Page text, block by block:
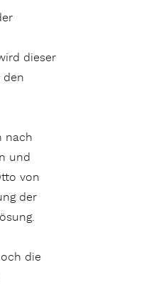
dieser
den
nach
und
von
der
die